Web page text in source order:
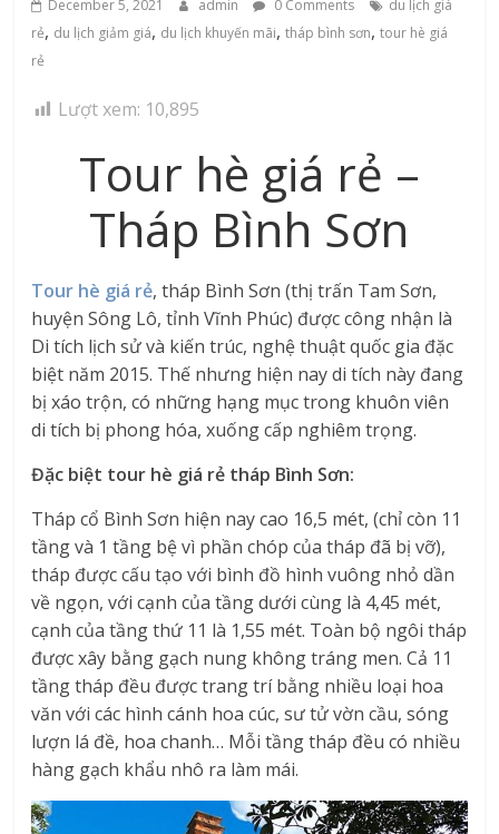
December 5, 2021 admin 0 Comments
du lịch giá
rẻ, du lịch giảm giá, du lịch khuyến mãi,tháp bình sơn,tour hè giá
rẻ
Lượt xem: 10,895
Tour hè giá rẻ –
Tháp Bình Sơn
Tour hè giá rẻ, tháp Bình Sơn (thị trấn Tam Sơn,
huyện Sông Lô, tỉnh Vĩnh Phúc) được công nhận là
Di tích lịch sử và kiến trúc, nghệ thuật quốc gia đặc
biệt năm 2015. Thế nhưng hiện nay di tích này đang
bị xáo trộn, có những hạng mục trong khuôn viên
di tích bị phong hóa, xuống cấp nghiêm trọng.
Đặc biệt tour hè giá rẻ tháp Bình Sơn:
Tháp cổ Bình Sơn hiện nay cao 16,5 mét, (chỉ còn 11
tầng và 1 tầng bệ vì phần chóp của tháp đã bị vỡ),
tháp được cấu tạo với bình đồ hình vuông nhỏ dần
về ngọn, với cạnh của tầng dưới cùng là 4,45 mét,
cạnh của tầng thứ 11 là 1,55 mét. Toàn bộ ngôi tháp
được xây bằng gạch nung không tráng men. Cả 11
tầng tháp đều được trang trí bằng nhiều loại hoa
văn với các hình cánh hoa cúc, sư tử vờn cầu, sóng
lượn lá đề, hoa chanh… Mỗi tầng tháp đều có nhiều
hàng gạch khẩu nhô ra làm mái.